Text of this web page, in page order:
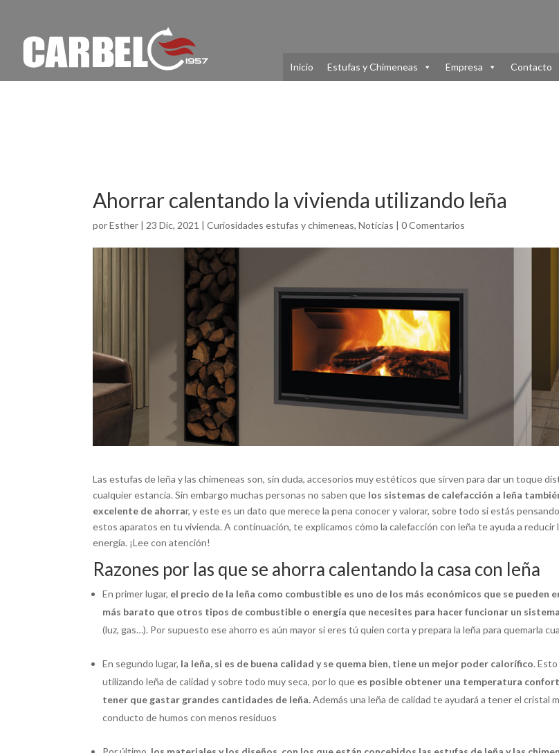
Inicio Estufas y Chimeneas Empresa Contacto
Ahorrar calentando la vivienda utilizando leña
porEsther | 23 Dic, 2021 |Curiosidades estufas y chimeneas,Noticias |0 Comentarios
Las estufas de leña y las chimeneas son, sin duda, accesorios muy estéticos que sirven para dar un toque
cualquier estancia. Sin embargo muchas personas no saben que los sistemas de calefacción a leña
excelente de ahorrar, y este es un dato que merece la pena conocer y valorar, sobre todo si estás
estos aparatos en tu vivienda. A continuación, te explicamos cómo la calefacción con leña te ayuda a reducir
energía. ¡Lee con atención!
Razones por las que se ahorra calentando la casa con leña
En primer lugar, el precio de la leña como combustible es uno de los más económicos que se pueden
más barato que otros tipos de combustible o energía que necesites para hacer funcionar un
(luz, gas…). Por supuesto ese ahorro es aún mayor si eres tú quien corta y prepara la leña para quemarla
En segundo lugar, la leña, si es de buena calidad y se quema bien, tiene un mejor poder calorífico.
utilizando leña de calidad y sobre todo muy seca, por lo que es posible obtener una temperatura
tener que gastar grandes cantidades de leña.Además una leña de calidad te ayudará a tener el cristal
conducto de humos con menos residuos